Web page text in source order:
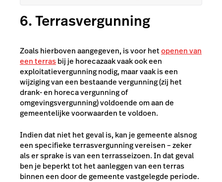
6. Terrasvergunning
Zoals hierboven aangegeven, is voor hetopenen van
een terrasbij je horecazaak vaak ook een
exploitatievergunning nodig, maar vaak is een
wijziging van een bestaande vergunning (zij het
drank- en horeca vergunning of
omgevingsvergunning) voldoende om aan de
gemeentelijke voorwaarden te voldoen.
Indien dat niet het geval is, kan je gemeente alsnog
een specifieke terrasvergunning vereisen – zeker
als er sprake is van een terrasseizoen. In dat geval
ben je beperkt tot het aanleggen van een terras
binnen een door de gemeente vastgelegde periode.